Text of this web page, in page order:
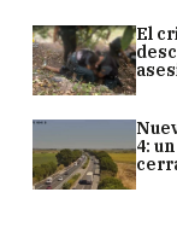
El
4: